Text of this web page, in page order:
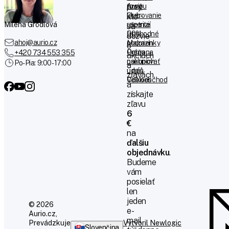
Milena Grödlová
ahoj@aurio.cz
+420 734 553 355
Po-Pia: 9:00 - 17:00
tovaru
Overovanie
recenzií
Obchodné
podmienky
Ochrana
osobních
údajů
Cookies
Aurio
klub -
ušetrite
50%
Magazín
Prečo
nakupovať
u nás
Veľkoobchod
prvý,
kto
sa
dozvie
o
akciách
a
zľavách,
a
získajte
zľavu
6
€
na
ďalšiu
objednávku.
Budeme
vám
posielať
len
jeden
e-
mail
© 2026
Aurio.cz,
Prevádzkuje
Slovenčina
Vytvoril Newlogic